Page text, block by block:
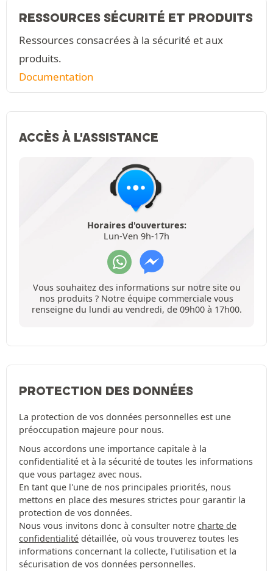
RESSOURCES SÉCURITÉ ET PRODUITS
Ressources consacrées à la sécurité et aux
produits.
Documentation
ACCÈS À L'ASSISTANCE
Horaires d'ouvertures:
Lun-Ven 9h-17h
Vous souhaitez des informations sur notre site ou
nos produits ? Notre équipe commerciale vous
renseigne du lundi au vendredi, de 09h00 à 17h00.
PROTECTION DES DONNÉES
La protection de vos données personnelles est une
préoccupation majeure pour nous.
Nous accordons une importance capitale à la
confidentialité et à la sécurité de toutes les informations
que vous partagez avec nous.
En tant que l'une de nos principales priorités, nous
mettons en place des mesures strictes pour garantir la
protection de vos données.
Nous vous invitons donc à consulter notre charte de
confidentialité détaillée, où vous trouverez toutes les
informations concernant la collecte, l'utilisation et la
sécurisation de vos données personnelles.